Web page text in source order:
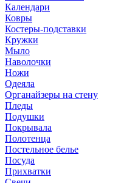
Календари
Ковры
Костеры-подставки
Кружки
Мыло
Наволочки
Ножи
Одеяла
Органайзеры на стену
Пледы
Подушки
Покрывала
Полотенца
Постельное белье
Посуда
Прихватки